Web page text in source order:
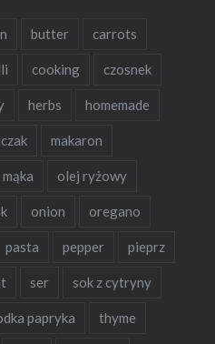
butter carrots
cooking czosnek
herbs homemade
makaron
mąka olej ryżowy
onion oregano
pasta pepper pieprz
ser sok z cytryny
papryka thyme